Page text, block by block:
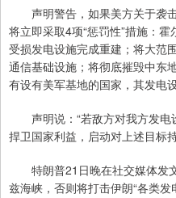
声明警告，如果美方关于袭
将立即采取4项“惩罚性”措施：
受损发电设施完成重建；将大范
通信基础设施；将彻底摧毁中东
有设有美军基地的国家，其发电
声明说：“若敌方对我方发电
捍卫国家利益，启动对上述目标
特朗普21日晚在社交媒体发
兹海峡，否则将打击伊朗“各类发